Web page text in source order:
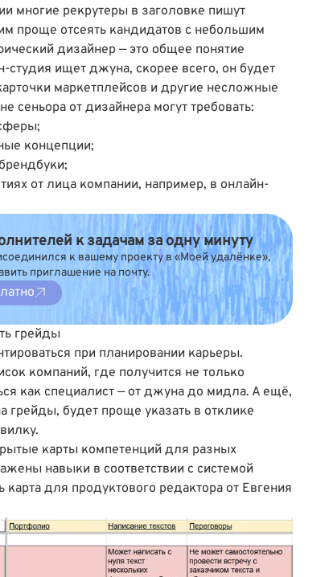
многие рекрутеры в заголовке пишут
проще отсеять кандидатов с небольшим
дизайнер — это общее понятие
студия ищет джуна, скорее всего, он будет
маркетплейсов и другие несложные
сеньора от дизайнера могут требовать:
концепции;
от лица компании, например, в онлайн-
к задачам за одну минуту
к вашему проекту в «Моей удалёнке»,
приглашение на почту.
грейды
при планировании карьеры.
компаний, где получится не только
как специалист — от джуна до мидла. А ещё,
грейды, будет проще указать в отклике
карты компетенций для разных
навыки в соответствии с системой
карта для продуктового редактора от Евгения